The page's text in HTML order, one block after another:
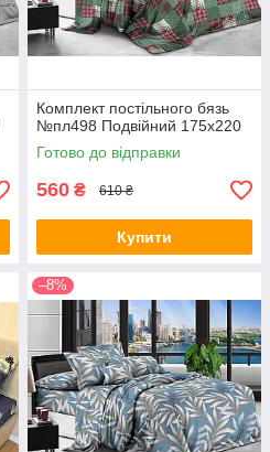
Комплект постільного бязь
№пл498 Подвійний 175х220
Готово до відправки
560 ₴ 610 ₴
Купити
–8%